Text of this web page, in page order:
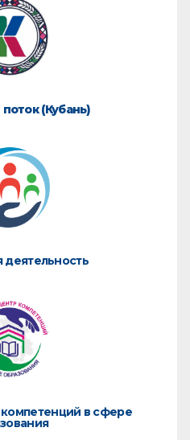
(Кубань)
деятельность
в сфере